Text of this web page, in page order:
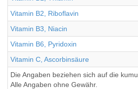
Vitamin B2, Riboflavin
Vitamin B3, Niacin
Vitamin B6, Pyridoxin
Vitamin C, Ascorbinsäure
Die Angaben beziehen sich auf die
Alle Angaben ohne Gewähr.